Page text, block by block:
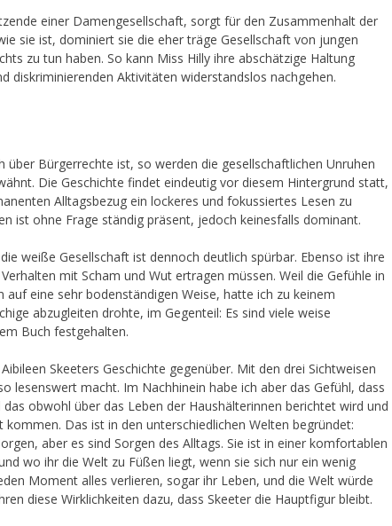
einer Damengesellschaft, sorgt für den Zusammenhalt der
sie ist, dominiert sie die eher träge Gesellschaft von jungen
zu tun haben. So kann Miss Hilly ihre abschätzige Haltung
diskriminierenden Aktivitäten widerstandslos nachgehen.
über Bürgerrechte ist, so werden die gesellschaftlichen Unruhen
Die Geschichte findet eindeutig vor diesem Hintergrund statt,
Alltagsbezug ein lockeres und fokussiertes Lesen zu
ist ohne Frage ständig präsent, jedoch keinesfalls dominant.
weiße Gesellschaft ist dennoch deutlich spürbar. Ebenso ist ihre
mit Scham und Wut ertragen müssen. Weil die Gefühle in
eine sehr bodenständigen Weise, hatte ich zu keinem
abzugleiten drohte, im Gegenteil: Es sind viele weise
Buch festgehalten.
Skeeters Geschichte gegenüber. Mit den drei Sichtweisen
lesenswert macht. Im Nachhinein habe ich aber das Gefühl, dass
obwohl über das Leben der Haushälterinnen berichtet wird und
Das ist in den unterschiedlichen Welten begründet:
aber es sind Sorgen des Alltags. Sie ist in einer komfortablen
wo ihr die Welt zu Füßen liegt, wenn sie sich nur ein wenig
Moment alles verlieren, sogar ihr Leben, und die Welt würde
diese Wirklichkeiten dazu, dass Skeeter die Hauptfigur bleibt.